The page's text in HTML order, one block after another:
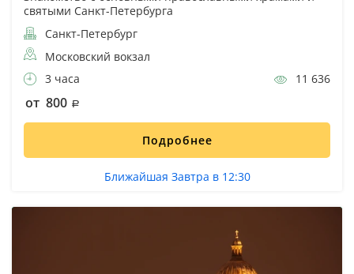
святыми Санкт-Петербурга
Санкт-Петербург
Московский вокзал
3 часа
11 636
от 800
Подробнее
Ближайшая Завтра в 12:30